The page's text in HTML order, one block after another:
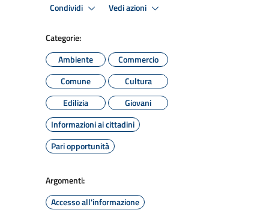
Condividi Vedi azioni
Categorie:
Ambiente
Commercio
Comune
Cultura
Edilizia
Giovani
Informazioni ai cittadini
Pari opportunità
Argomenti:
Accesso all'informazione